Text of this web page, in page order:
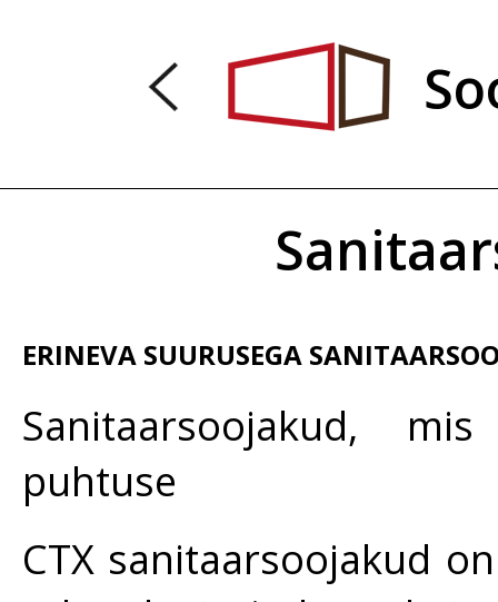
ERINEVA SUURUSEGA
Sanitaarsoojakud,
puhtuse
CTX sanitaarsoojakud